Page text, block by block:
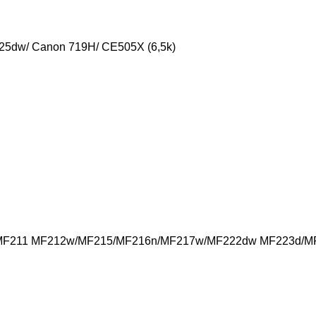
Canon 719H/ CE505X (6,5k)
MF212w/MF215/MF216n/MF217w/MF222dw MF223d/